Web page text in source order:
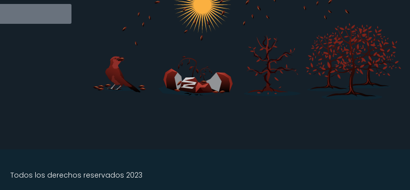
Todos los derechos reservados 2023